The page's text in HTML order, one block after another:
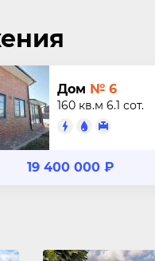
Дом № 6
160 кв.м 6.1 сот.
19 400 000 ₽